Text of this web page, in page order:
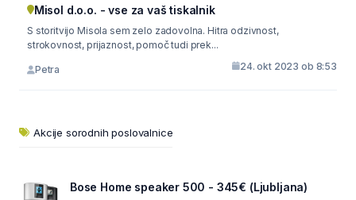
Misol d.o.o. - vse za vaš tiskalnik
S storitvijo Misola sem zelo zadovolna. Hitra odzivnost,
strokovnost, prijaznost, pomoč tudi prek...
Petra 24. okt 2023 ob 8:53
Akcije sorodnih poslovalnice
Bose Home speaker 500 - 345€ (Ljubljana)